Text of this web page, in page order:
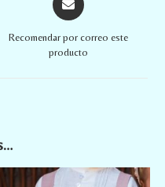
Recomendar por correo este
producto